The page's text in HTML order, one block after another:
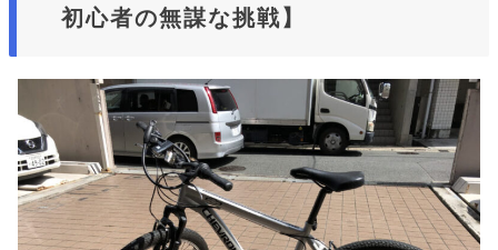
初心者の無謀な挑戦】